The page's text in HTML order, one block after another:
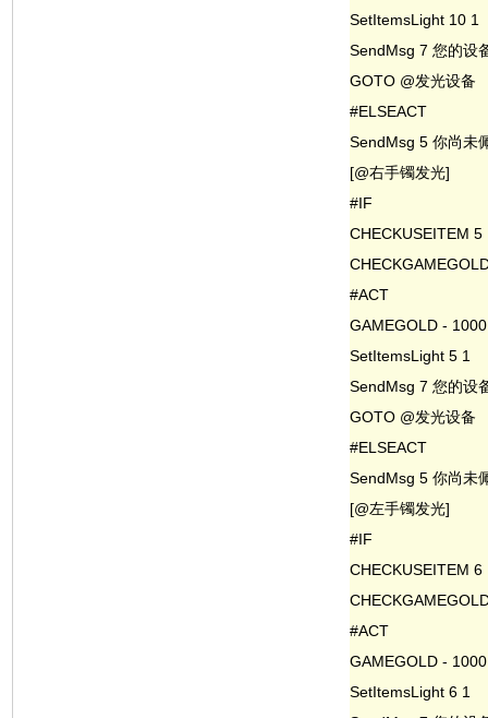
SetItemsLight 10 1
SendMsg 7 您的设
GOTO @发光设备
#ELSEACT
SendMsg 5 你尚未
[@右手镯发光]
#IF
CHECKUSEITEM 5
#ACT
GAMEGOLD - 1000
SetItemsLight 5 1
SendMsg 7 您的设
GOTO @发光设备
#ELSEACT
SendMsg 5 你尚未
[@左手镯发光]
#IF
CHECKUSEITEM 6
#ACT
GAMEGOLD - 1000
SetItemsLight 6 1